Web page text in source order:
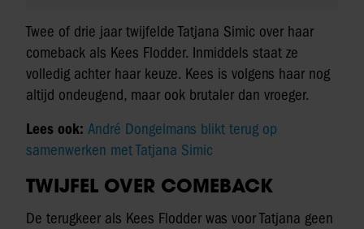
Twee of drie jaar twijfelde Tatjana Simic over haar
comeback als Kees Flodder. Inmiddels staat ze
volledig achter haar keuze. Kees is volgens haar nog
altijd ondeugend, maar ook brutaler dan vroeger.
Lees ook: André Dongelmans blikt terug op
samenwerken met Tatjana Simic
TWIJFEL OVER COMEBACK
De terugkeer als Kees Flodder was voor Tatjana geen